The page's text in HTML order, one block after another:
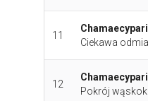
11
Ciekawa
12
Pokrój